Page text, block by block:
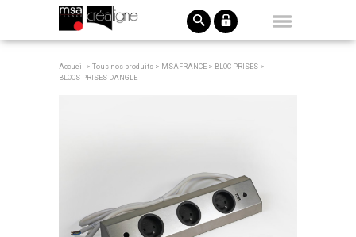
Accueil > Tous nos produits > MSAFRANCE > BLOC PRISES >
BLOCS PRISES D'ANGLE